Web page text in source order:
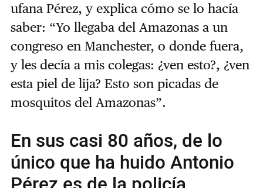
ufana Pérez, y explica cómo se lo hacía
saber: “Yo llegaba del Amazonas a un
congreso en Manchester, o donde fuera,
y les decía a mis colegas: ¿ven esto?, ¿ven
esta piel de lija? Esto son picadas de
mosquitos del Amazonas”.
En sus casi 80 años, de lo
único que ha huido Antonio